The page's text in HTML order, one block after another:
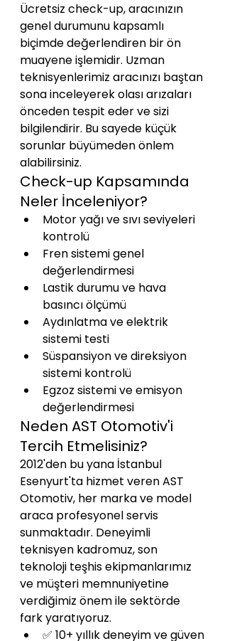
Ücretsiz check-up, aracınızın
genel durumunu kapsamlı
biçimde değerlendiren bir ön
muayene işlemidir. Uzman
teknisyenlerimiz aracınızı baştan
sona inceleyerek olası arızaları
önceden tespit eder ve sizi
bilgilendirir. Bu sayede küçük
sorunlar büyümeden önlem
alabilirsiniz.
Check-up Kapsamında
Neler İnceleniyor?
Motor yağı ve sıvı seviyeleri
kontrolü
Fren sistemi genel
değerlendirmesi
Lastik durumu ve hava
basıncı ölçümü
Aydınlatma ve elektrik
sistemi testi
Süspansiyon ve direksiyon
sistemi kontrolü
Egzoz sistemi ve emisyon
değerlendirmesi
Neden AST Otomotiv'i
Tercih Etmelisiniz?
2012'den bu yana İstanbul
Esenyurt'ta hizmet veren AST
Otomotiv, her marka ve model
araca profesyonel servis
sunmaktadır. Deneyimli
teknisyen kadromuz, son
teknoloji teşhis ekipmanlarımız
ve müşteri memnuniyetine
verdiğimiz önem ile sektörde
fark yaratıyoruz.
✅ 10+ yıllık deneyim ve güven